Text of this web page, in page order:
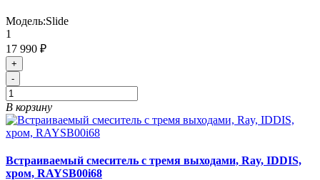
Модель:Slide
1
17 990 ₽
+
-
В корзину
Встраиваемый смеситель с тремя выходами, Ray, IDDIS,
хром, RAYSB00i68